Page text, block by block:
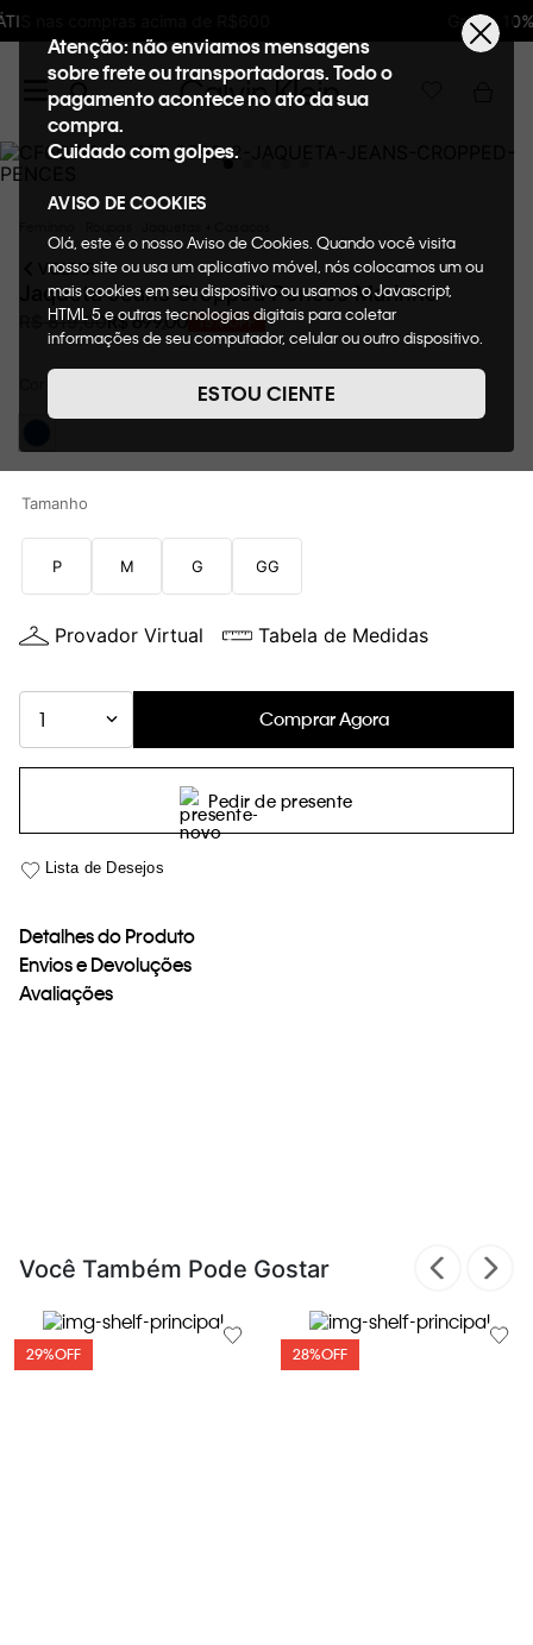
Ganhe 10% de GIFTBACK em todas as compras
Atenção: não enviamos mensagens
sobre frete ou transportadoras. Todo o
pagamento acontece no ato da sua
compra.
Cuidado com golpes.
AVISO DE COOKIES
Olá, este é o nosso Aviso de Cookies. Quando você visita
nosso site ou usa um aplicativo móvel, nós colocamos um ou
mais cookies em seu dispositivo ou usamos o Javascript,
HTML 5 e outras tecnologias digitais para coletar
informações de seu computador, celular ou outro dispositivo.
de cookies, informaremos quais cookies usaremos e quais
suas funções. A forma como processamos os dados
nosso Aviso de Privacidade. Quando você visita nosso site,
fornecer a você toda a funcionalidade do site, incluindo,
Cookies acesse o link.
ESTOU CIENTE
VOLTAR
Jaqueta Jeans Cropped Pences Marinho
819,00R$699 00 15%OFF
Tamanho
P M G GG
Provador Virtual Tabela de Medidas
1 Comprar Agora
Pedir de presente
Detalhes do Produto
Envios e Devoluções
Avaliações
Você Também Pode Gostar
29%OFF 28%OFF